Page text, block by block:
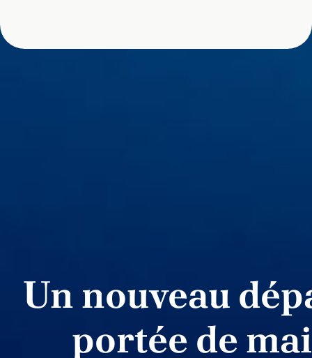
Un nouveau
portée de